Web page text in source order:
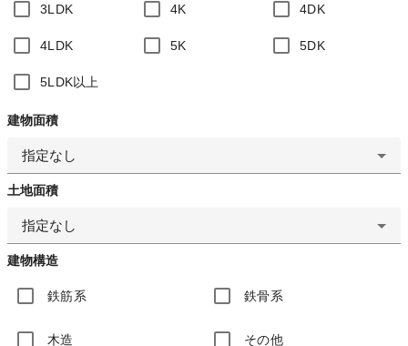
3LDK 4K 4DK
4LDK 5K 5DK
5LDK以上
建物面積
指定なし
土地面積
指定なし
建物構造
鉄筋系 鉄骨系
木造 その他